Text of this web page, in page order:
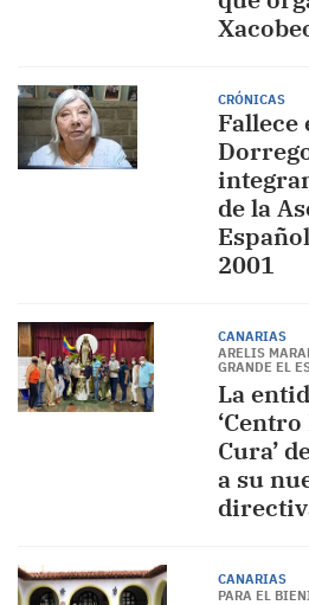
CRÓNICAS
Fallece
de la
2001
CANARIAS
ARELIS
GRANDE EL
La
Cura’
a su
CANARIAS
PARA EL